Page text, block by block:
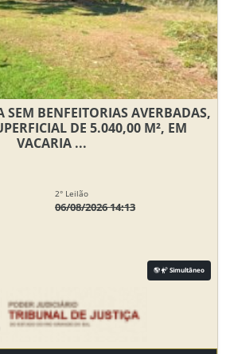
SEM BENFEITORIAS AVERBADAS,
DE 5.040,00 M², EM
VACARIA ...
2° Leilão
06/08/2026 14:13
Simultâneo